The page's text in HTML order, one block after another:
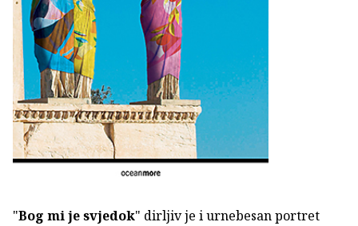
"Bog mi je svjedok" dirljiv je i urnebesan portret